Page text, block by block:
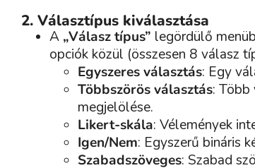
2. Választípus kiválasztása
A „Válasz típus” legördülő
opciók közül (összesen 8 válasz
Egyszeres választás: Egy
Többszörös választás:
megjelölése.
Likert-skála: Vélemények
Igen/Nem: Egyszerű bináris
Szabadszöveges: Szabad